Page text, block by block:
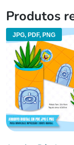
Produtos
JPG, PDF, PNG